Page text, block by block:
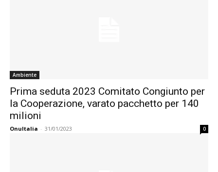
Ambiente
Prima seduta 2023 Comitato Congiunto per
la Cooperazione, varato pacchetto per 140
milioni
OnuItalia - 31/01/2023 0